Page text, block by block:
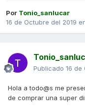
Por Tonio_sanlucar
16 de Octubre del 2019
Publicado 16 de
Hola a todo@s me
de comprar una super